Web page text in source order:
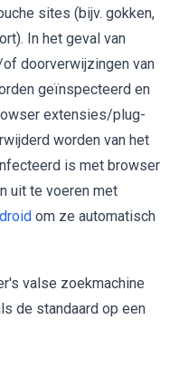
sites (bijv. gokken,
In het geval van
doorverwijzingen van
geïnspecteerd en
extensies/plug-
worden van het
is met browser
uit te voeren met
om ze automatisch
valse zoekmachine
de standaard op een